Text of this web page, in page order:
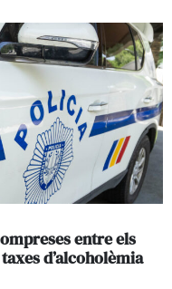
entre els
d’alcoholèmia